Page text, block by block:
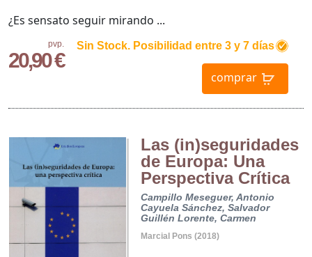
pvp.
20,90 €
Sin Stock. Posibilidad entre 3 y 7 días
comprar
¿Es sensato seguir mirando ...
Las (in)seguridades
de Europa: Una
Perspectiva Crítica
Campillo Meseguer, Antonio
Cayuela Sánchez, Salvador
Guillén Lorente, Carmen
Marcial Pons (2018)